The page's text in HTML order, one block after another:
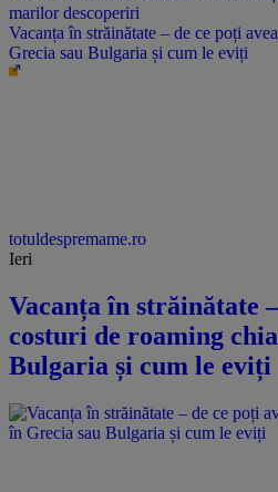
Vacanța în străinătate – de ce poți
Grecia sau Bulgaria și cum le eviți
totuldespremame.ro
Ieri
Vacanța în străinătate
costuri de roaming
Bulgaria și cum le eviți